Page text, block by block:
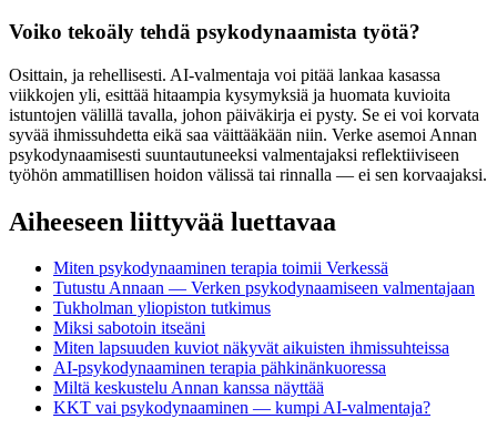
Voiko tekoäly tehdä psykodynaamista työtä?
Osittain, ja rehellisesti. AI-valmentaja voi pitää lankaa kasassa
viikkojen yli, esittää hitaampia kysymyksiä ja huomata kuvioita
istuntojen välillä tavalla, johon päiväkirja ei pysty. Se ei voi korvata
syvää ihmissuhdetta eikä saa väittääkään niin. Verke asemoi Annan
psykodynaamisesti suuntautuneeksi valmentajaksi reflektiiviseen
työhön ammatillisen hoidon välissä tai rinnalla — ei sen korvaajaksi.
Aiheeseen liittyvää luettavaa
Miten psykodynaaminen terapia toimii Verkessä
Tutustu Annaan — Verken psykodynaamiseen valmentajaan
Tukholman yliopiston tutkimus
Miksi sabotoin itseäni
Miten lapsuuden kuviot näkyvät aikuisten ihmissuhteissa
AI-psykodynaaminen terapia pähkinänkuoressa
Miltä keskustelu Annan kanssa näyttää
KKT vai psykodynaaminen — kumpi AI-valmentaja?